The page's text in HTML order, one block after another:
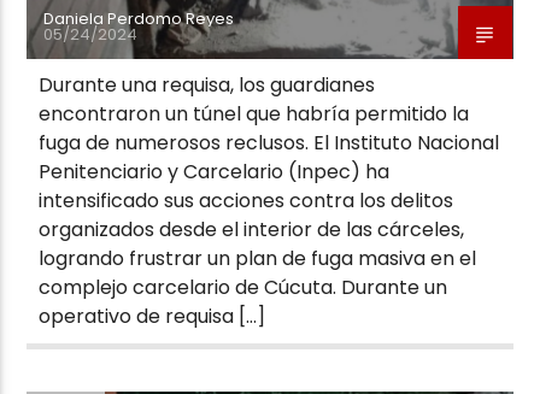
Daniela Perdomo Reyes
05/24/2024
Durante una requisa, los guardianes
encontraron un túnel que habría permitido la
fuga de numerosos reclusos. El Instituto Nacional
Penitenciario y Carcelario (Inpec) ha
intensificado sus acciones contra los delitos
organizados desde el interior de las cárceles,
logrando frustrar un plan de fuga masiva en el
complejo carcelario de Cúcuta. Durante un
operativo de requisa […]